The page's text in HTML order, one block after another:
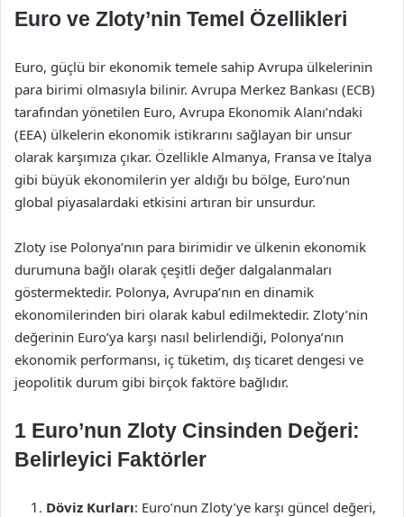
Euro ve Zloty’nin Temel Özellikleri
Euro, güçlü bir ekonomik temele sahip Avrupa ülkelerinin
para birimi olmasıyla bilinir. Avrupa Merkez Bankası (ECB)
tarafından yönetilen Euro, Avrupa Ekonomik Alanı’ndaki
(EEA) ülkelerin ekonomik istikrarını sağlayan bir unsur
olarak karşımıza çıkar. Özellikle Almanya, Fransa ve İtalya
gibi büyük ekonomilerin yer aldığı bu bölge, Euro’nun
global piyasalardaki etkisini artıran bir unsurdur.
Zloty ise Polonya’nın para birimidir ve ülkenin ekonomik
durumuna bağlı olarak çeşitli değer dalgalanmaları
göstermektedir. Polonya, Avrupa’nın en dinamik
ekonomilerinden biri olarak kabul edilmektedir. Zloty’nin
değerinin Euro’ya karşı nasıl belirlendiği, Polonya’nın
ekonomik performansı, iç tüketim, dış ticaret dengesi ve
jeopolitik durum gibi birçok faktöre bağlıdır.
1 Euro’nun Zloty Cinsinden Değeri:
Belirleyici Faktörler
Döviz Kurları: Euro’nun Zloty’ye karşı güncel değeri,